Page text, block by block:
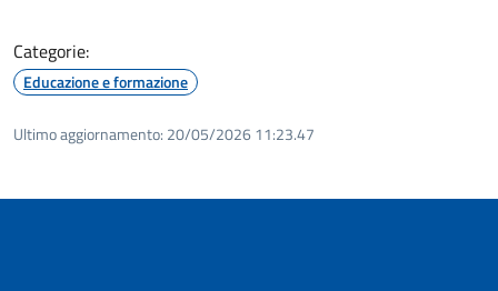
Categorie:
Educazione e formazione
Ultimo aggiornamento: 20/05/2026 11:23.47